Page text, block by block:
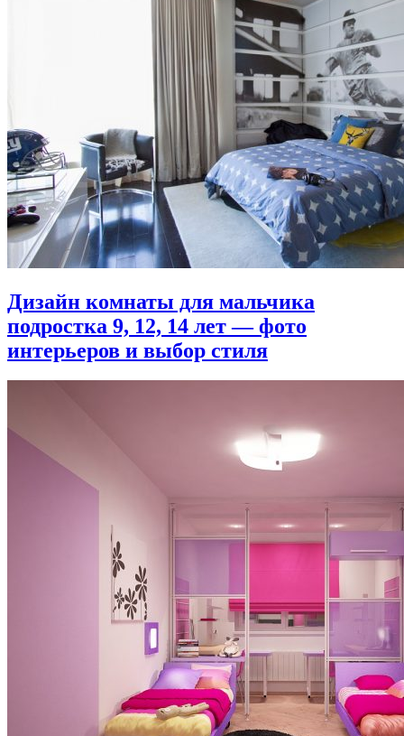
Дизайн комнаты для мальчика
подростка 9, 12, 14 лет — фото
интерьеров и выбор стиля